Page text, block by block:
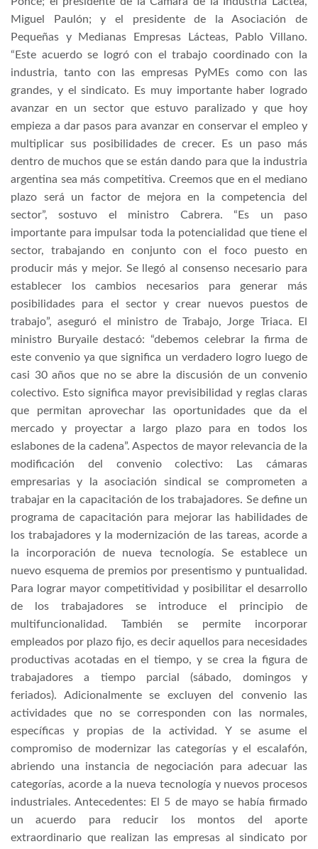
Miguel Paulón; y el presidente de la Asociación de
Pequeñas y Medianas Empresas Lácteas, Pablo Villano.
“Este acuerdo se logró con el trabajo coordinado con la
industria, tanto con las empresas PyMEs como con las
grandes, y el sindicato. Es muy importante haber logrado
avanzar en un sector que estuvo paralizado y que hoy
empieza a dar pasos para avanzar en conservar el empleo y
multiplicar sus posibilidades de crecer. Es un paso más
dentro de muchos que se están dando para que la industria
argentina sea más competitiva. Creemos que en el mediano
plazo será un factor de mejora en la competencia del
sector”, sostuvo el ministro Cabrera. “Es un paso
importante para impulsar toda la potencialidad que tiene el
sector, trabajando en conjunto con el foco puesto en
producir más y mejor. Se llegó al consenso necesario para
establecer los cambios necesarios para generar más
posibilidades para el sector y crear nuevos puestos de
trabajo”, aseguró el ministro de Trabajo, Jorge Triaca. El
ministro Buryaile destacó: “debemos celebrar la firma de
este convenio ya que significa un verdadero logro luego de
casi 30 años que no se abre la discusión de un convenio
colectivo. Esto significa mayor previsibilidad y reglas claras
que permitan aprovechar las oportunidades que da el
mercado y proyectar a largo plazo para en todos los
eslabones de la cadena”. Aspectos de mayor relevancia de la
modificación del convenio colectivo: Las cámaras
empresarias y la asociación sindical se comprometen a
trabajar en la capacitación de los trabajadores. Se define un
programa de capacitación para mejorar las habilidades de
los trabajadores y la modernización de las tareas, acorde a
la incorporación de nueva tecnología. Se establece un
nuevo esquema de premios por presentismo y puntualidad.
Para lograr mayor competitividad y posibilitar el desarrollo
de los trabajadores se introduce el principio de
multifuncionalidad. También se permite incorporar
empleados por plazo fijo, es decir aquellos para necesidades
productivas acotadas en el tiempo, y se crea la figura de
trabajadores a tiempo parcial (sábado, domingos y
feriados). Adicionalmente se excluyen del convenio las
actividades que no se corresponden con las normales,
específicas y propias de la actividad. Y se asume el
compromiso de modernizar las categorías y el escalafón,
abriendo una instancia de negociación para adecuar las
categorías, acorde a la nueva tecnología y nuevos procesos
industriales. Antecedentes: El 5 de mayo se había firmado
un acuerdo para reducir los montos del aporte
extraordinario que realizan las empresas al sindicato por